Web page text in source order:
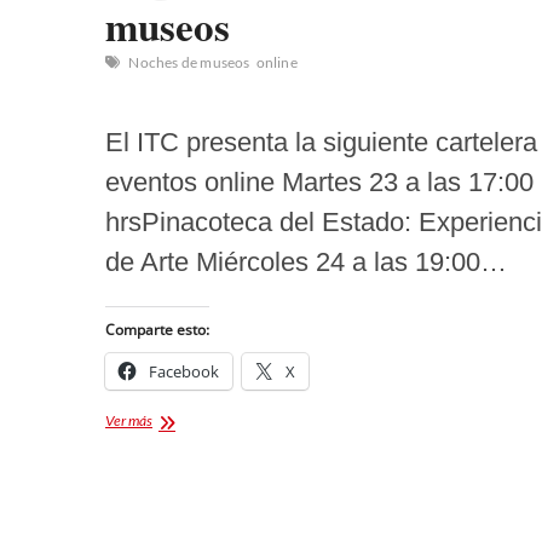
museos
Noches de museos online
El ITC presenta la siguiente
eventos online Martes 23 a las 17:00
hrsPinacoteca del Estado:
de Arte Miércoles 24 a las 19:00…
Comparte esto:
Facebook X
Ver másRegresan